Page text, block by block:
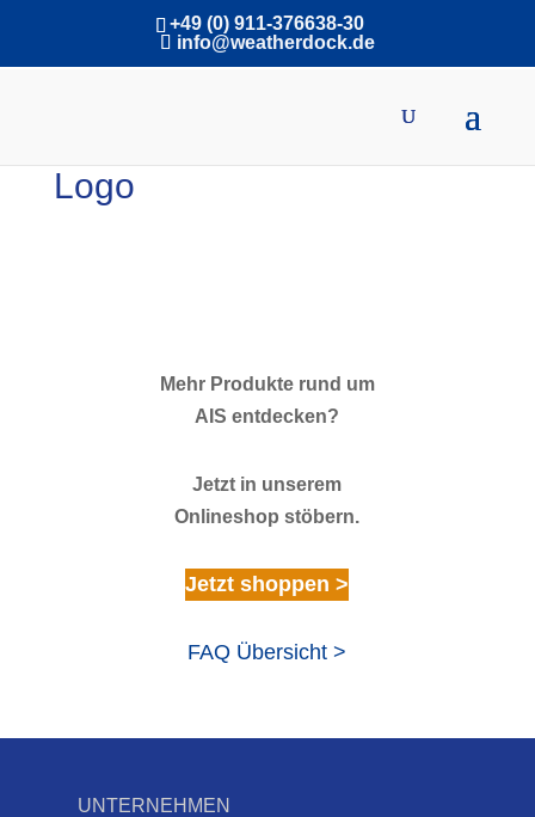
+49 (0) 911-376638-30
info@weatherdock.de
Logo
Mehr Produkte rund um
AIS entdecken?
Jetzt in unserem
Onlineshop stöbern.
Jetzt shoppen >
FAQ Übersicht >
UNTERNEHMEN